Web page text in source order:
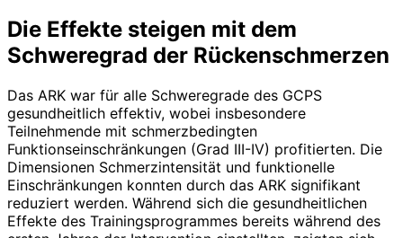
Die Effekte steigen mit dem
Schweregrad der Rückenschmerzen
Das ARK war für alle Schweregrade des GCPS
gesundheitlich effektiv, wobei insbesondere
Teilnehmende mit schmerz­bedingten
Funktionseinschränkungen (Grad III-IV) profitierten. Die
Dimensionen Schmerzintensität und funktionelle
Einschränkungen konnten durch das ARK signifikant
reduziert werden. Während sich die gesundheitlichen
Effekte des Trainingsprogrammes bereits während des